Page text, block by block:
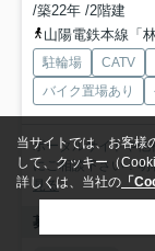
/築22年 /2階建
山陽電鉄本線「
駐輪場 CATV
バイク置場あり
ポータルサイトや
にご相談下さい！明
見る
募集中の部屋
当サイトでは、お客様
して、クッキー（
詳しくは、当社の 「